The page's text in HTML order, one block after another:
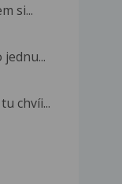
si...
chvíi...